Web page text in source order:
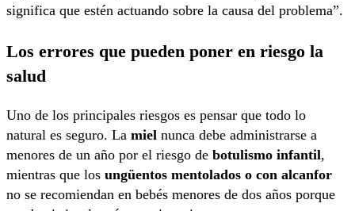
significa que estén actuando sobre la causa del problema”.
Los errores que pueden poner en riesgo la
salud
Uno de los principales riesgos es pensar que todo lo
natural es seguro. La miel nunca debe administrarse a
menores de un año por el riesgo de botulismo infantil,
mientras que los ungüentos mentolados o con alcanfor
no se recomiendan en bebés menores de dos años porque